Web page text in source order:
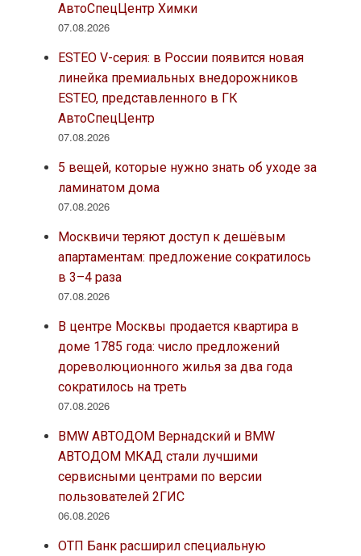
АвтоСпецЦентр Химки
07.08.2026
ESTEO V-серия: в России появится новая
линейка премиальных внедорожников
ESTEO, представленного в ГК
АвтоСпецЦентр
07.08.2026
5 вещей, которые нужно знать об уходе за
ламинатом дома
07.08.2026
Москвичи теряют доступ к дешёвым
апартаментам: предложение сократилось
в 3–4 раза
07.08.2026
В центре Москвы продается квартира в
доме 1785 года: число предложений
дореволюционного жилья за два года
сократилось на треть
07.08.2026
BMW АВТОДОМ Вернадский и BMW
АВТОДОМ МКАД стали лучшими
сервисными центрами по версии
пользователей 2ГИС
06.08.2026
ОТП Банк расширил специальную